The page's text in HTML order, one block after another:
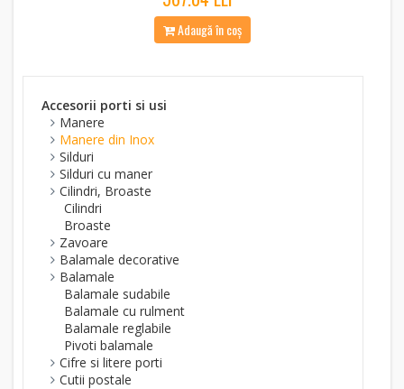
Adaugă în coș
Accesorii porti si usi
Manere
Manere din Inox
Silduri
Silduri cu maner
Cilindri, Broaste
Cilindri
Broaste
Zavoare
Balamale decorative
Balamale
Balamale sudabile
Balamale cu rulment
Balamale reglabile
Pivoti balamale
Cifre si litere porti
Cutii postale